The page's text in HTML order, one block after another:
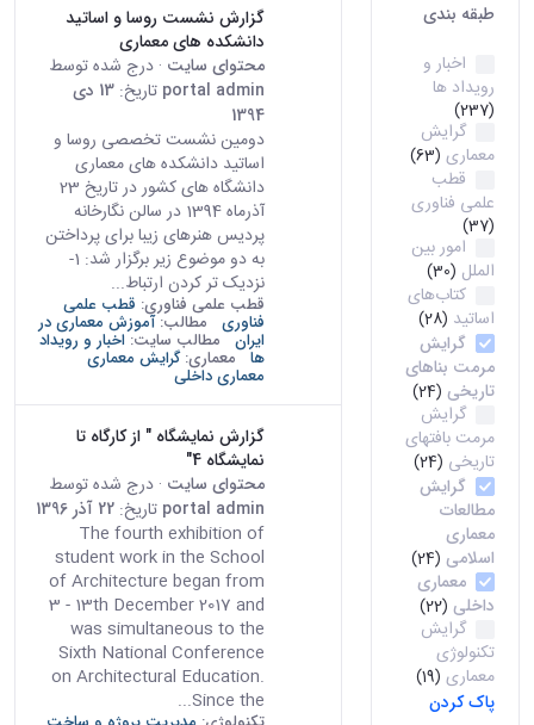
طبقه بندی
اخبار و
رویداد ها
(237)
گرایش
معماری (63)
قطب
علمی فناوری
(37)
امور بین
الملل (30)
کتاب‌های
اساتید (28)
گرایش
مرمت بناهای
تاریخی (24)
گرایش
مرمت بافتهای
تاریخی (24)
گرایش
مطالعات
معماری
اسلامی (24)
معماری
داخلی (22)
گرایش
تکنولوژی
معماری (19)
پاک کردن
گزارش نشست روسا و اساتید
دانشکده های معماری
محتوای سایت · درج شده توسط
portal admin تاریخ:
13 دی
1394
دومین نشست تخصصی روسا و
اساتید دانشکده های معماری
دانشگاه های کشور در تاریخ 23
آذرماه 1394 در سالن نگارخانه
پردیس هنرهای زیبا برای پرداختن
به دو موضوع زیر برگزار شد: 1-
نزدیک تر کردن ارتباط...
قطب علمی فناوری: قطب علمی
فناوری مطالب:آموزش معماری در
ایران مطالب سایت: اخبار و رویداد
ها معماری:گرایش معماری
معماری داخلی
گزارش نمایشگاه " از کارگاه تا
نمایشگاه 4"
محتوای سایت · درج شده توسط
portal admin تاریخ:22 آذر 1396
The fourth exhibition of
student work in the School
of Architecture began from
3 - 13th December 2017 and
was simultaneous to the
Sixth National Conference
on Architectural Education.
Since the...